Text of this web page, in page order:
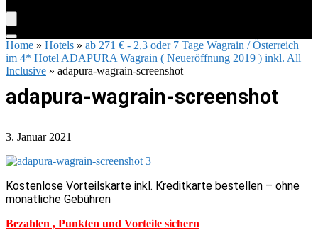
Home » Hotels » ab 271 € - 2,3 oder 7 Tage Wagrain / Österreich
im 4* Hotel ADAPURA Wagrain ( Neueröffnung 2019 ) inkl. All
Inclusive » adapura-wagrain-screenshot
adapura-wagrain-screenshot
3. Januar 2021
Kostenlose Vorteilskarte inkl. Kreditkarte bestellen – ohne
monatliche Gebühren
Bezahlen , Punkten und Vorteile sichern